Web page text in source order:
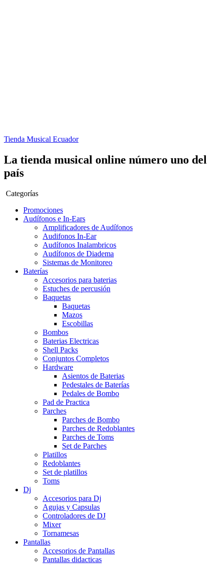
Tienda Musical Ecuador
La tienda musical online número uno del
país
Categorías
Promociones
Audífonos e In-Ears
Amplificadores de Audífonos
Audifonos In-Ear
Audífonos Inalambricos
Audífonos de Diadema
Sistemas de Monitoreo
Baterías
Accesorios para baterias
Estuches de percusión
Baquetas
Baquetas
Mazos
Escobillas
Bombos
Baterias Electricas
Shell Packs
Conjuntos Completos
Hardware
Asientos de Baterias
Pedestales de Baterías
Pedales de Bombo
Pad de Practica
Parches
Parches de Bombo
Parches de Redoblantes
Parches de Toms
Set de Parches
Platillos
Redoblantes
Set de platillos
Toms
Dj
Accesorios para Dj
Agujas y Capsulas
Controladores de DJ
Mixer
Tornamesas
Pantallas
Accesorios de Pantallas
Pantallas didacticas